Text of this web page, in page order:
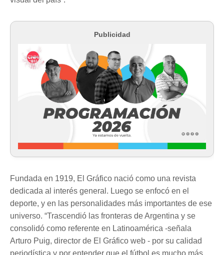
Publicidad
Fundada en 1919, El Gráfico nació como una revista
dedicada al interés general. Luego se enfocó en el
deporte, y en las personalidades más importantes de ese
universo. “Trascendió las fronteras de Argentina y se
consolidó como referente en Latinoamérica -señala
Arturo Puig, director de El Gráfico web - por su calidad